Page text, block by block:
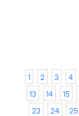
1 2 3 4
13
14 15
23
24 25